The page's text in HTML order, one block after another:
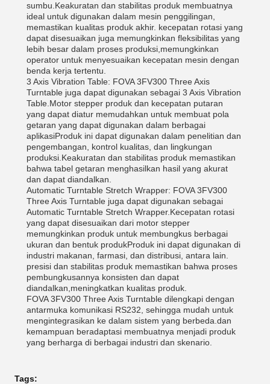
sumbu.Keakuratan dan stabilitas produk membuatnya
ideal untuk digunakan dalam mesin penggilingan,
memastikan kualitas produk akhir. kecepatan rotasi yang
dapat disesuaikan juga memungkinkan fleksibilitas yang
lebih besar dalam proses produksi,memungkinkan
operator untuk menyesuaikan kecepatan mesin dengan
benda kerja tertentu.
3 Axis Vibration Table: FOVA 3FV300 Three Axis
Turntable juga dapat digunakan sebagai 3 Axis Vibration
Table.Motor stepper produk dan kecepatan putaran
yang dapat diatur memudahkan untuk membuat pola
getaran yang dapat digunakan dalam berbagai
aplikasiProduk ini dapat digunakan dalam penelitian dan
pengembangan, kontrol kualitas, dan lingkungan
produksi.Keakuratan dan stabilitas produk memastikan
bahwa tabel getaran menghasilkan hasil yang akurat
dan dapat diandalkan.
Automatic Turntable Stretch Wrapper: FOVA 3FV300
Three Axis Turntable juga dapat digunakan sebagai
Automatic Turntable Stretch Wrapper.Kecepatan rotasi
yang dapat disesuaikan dari motor stepper
memungkinkan produk untuk membungkus berbagai
ukuran dan bentuk produkProduk ini dapat digunakan di
industri makanan, farmasi, dan distribusi, antara lain.
presisi dan stabilitas produk memastikan bahwa proses
pembungkusannya konsisten dan dapat
diandalkan,meningkatkan kualitas produk.
FOVA 3FV300 Three Axis Turntable dilengkapi dengan
antarmuka komunikasi RS232, sehingga mudah untuk
mengintegrasikan ke dalam sistem yang berbeda.dan
kemampuan beradaptasi membuatnya menjadi produk
yang berharga di berbagai industri dan skenario.
Tags: